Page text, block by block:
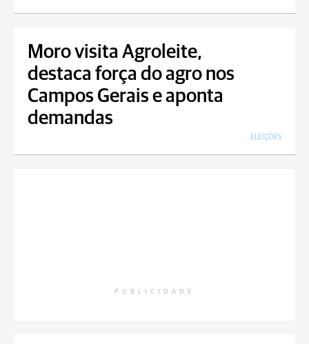
Moro visita Agroleite,
destaca força do agro nos
Campos Gerais e aponta
demandas
ELEIÇÕES
PUBLICIDADE